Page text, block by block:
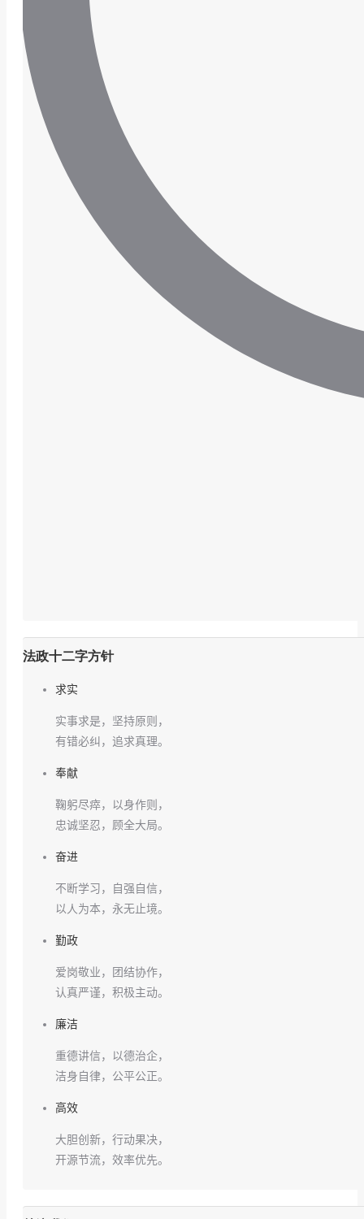
法政十二字方针
求实
实事求是，坚持原则，
有错必纠，追求真理。
奉献
鞠躬尽瘁，以身作则，
忠诚坚忍，顾全大局。
奋进
不断学习，自强自信，
以人为本，永无止境。
勤政
爱岗敬业，团结协作，
认真严谨，积极主动。
廉洁
重德讲信，以德治企，
洁身自律，公平公正。
高效
大胆创新，行动果决，
开源节流，效率优先。